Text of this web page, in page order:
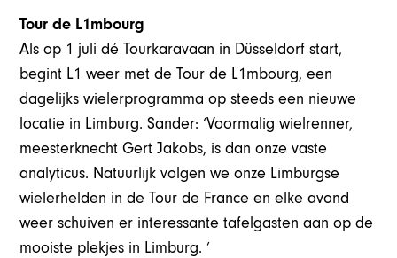
Tour de L1mbourg
Als op 1 juli dé Tourkaravaan in Düsseldorf start,
begint L1 weer met de Tour de L1mbourg, een
dagelijks wielerprogramma op steeds een nieuwe
locatie in Limburg. Sander: ‘Voormalig wielrenner,
meesterknecht Gert Jakobs, is dan onze vaste
analyticus. Natuurlijk volgen we onze Limburgse
wielerhelden in de Tour de France en elke avond
weer schuiven er interessante tafelgasten aan op de
mooiste plekjes in Limburg. ’